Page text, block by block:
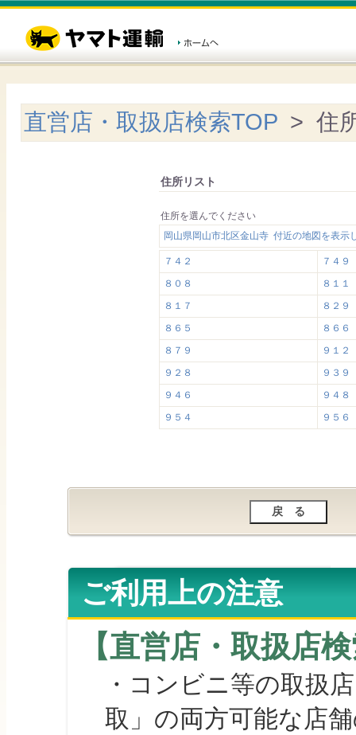
直営店・取扱店検索TOP > 住
住所リスト
住所を選んでください
岡山県岡山市北区金山寺 付近の地図を表示
７４２
７４９
８０８
８１１
８１７
８２９
８６５
８６６
８７９
９１２
９２８
９３９
９４６
９４８
９５４
９５６
ご利用上の注意
【直営店・取扱店
・コンビニ等の取扱
取」の両方可能な店